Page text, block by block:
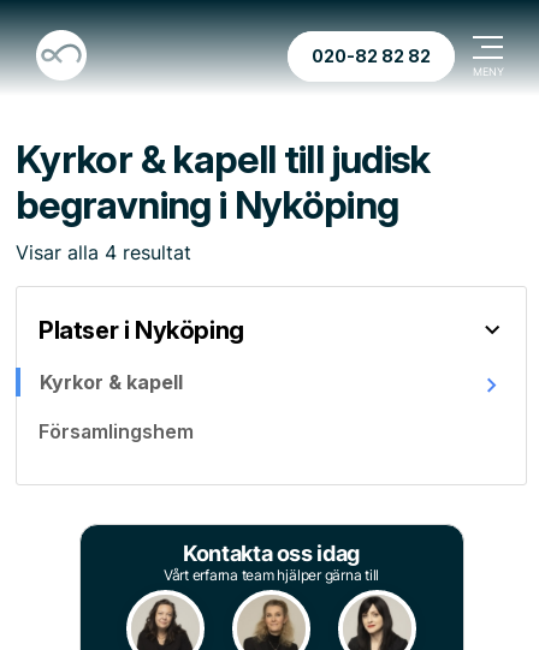
020-82 82 82
Kyrkor & kapell till judisk
begravning i Nyköping
Visar alla 4 resultat
Platser i Nyköping
Kyrkor & kapell
Församlingshem
Kontakta oss idag
Vårt erfarna team hjälper gärna till